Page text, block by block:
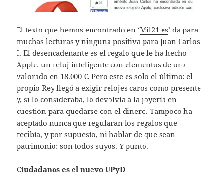
El texto que hemos encontrado en ‘Mil21.es’ da para
muchas lecturas y ninguna positiva para Juan Carlos
I. El desencadenante es el regalo que le ha hecho
Apple: un reloj inteligente con elementos de oro
valorado en 18.000 €. Pero este es solo el último: el
propio Rey llegó a exigir relojes caros como presente
y, si lo consideraba, lo devolvía a la joyería en
cuestión para quedarse con el dinero. Tampoco ha
aceptado nunca que regularan los regalos que
recibía, y por supuesto, ni hablar de que sean
patrimonio: son todos suyos. Y punto.
Ciudadanos es el nuevo UPyD